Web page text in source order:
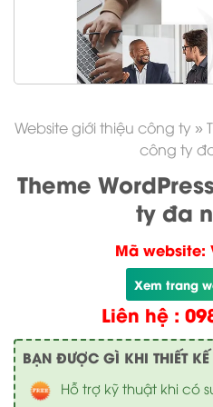
Website giới thiệu công ty »
công ty
Theme
ty đa
Mã website:
Xem trang
Liên hệ :
BẠN ĐƯỢC GÌ KHI THIẾT KẾ
Hỗ trợ kỹ thuật khi có